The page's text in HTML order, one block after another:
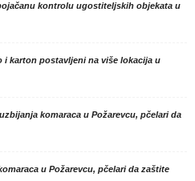
kontrolu ugostiteljskih objekata u
i karton postavljeni na više lokacija u
komaraca u Požarevcu, pčelari da
u Požarevcu, pčelari da zaštite